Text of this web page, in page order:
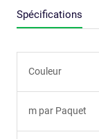
Spécifications
Couleur
m par Paquet